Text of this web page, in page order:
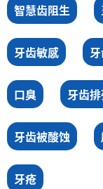
智慧齿阻生
牙齿敏感
口臭 牙齿
牙齿被酸蚀
牙疮